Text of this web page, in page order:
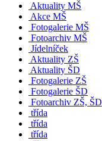
Aktuality MŠ
Akce MŠ
Fotogalerie MŠ
Fotoarchiv MŠ
Jídelníček
Aktuality ZŠ
Aktuality ŠD
Fotogalerie ZŠ
Fotogalerie ŠD
Fotoarchiv ZŠ, ŠD
třída
třída
třída